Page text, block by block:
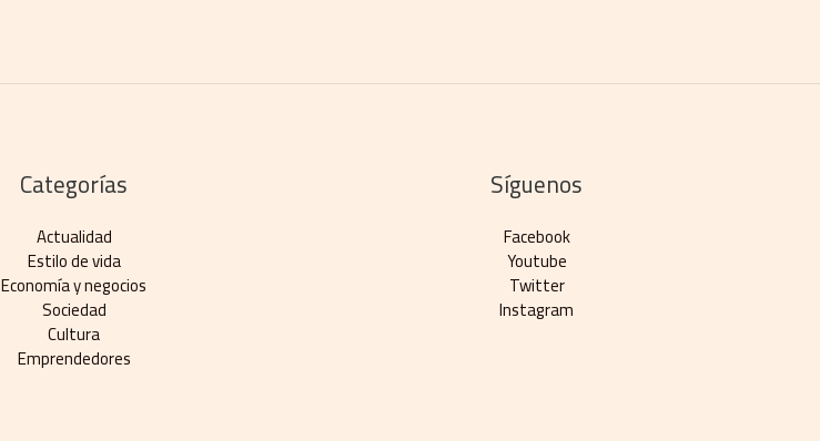
Categorías
Actualidad
Estilo de vida
Economía y negocios​
Sociedad
Cultura
Emprendedores
Síguenos
Facebook
Youtube
Twitter
Instagram